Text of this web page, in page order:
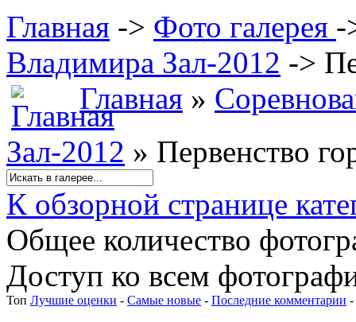
Главная -> Фото галерея -
Владимира Зал-2012 ->
Главная »
Зал-2012 » Первенство
К обзорной странице
Общее количество
Доступ ко всем
Топ Лучшие оценки - Самые новые - Последние комментарии -